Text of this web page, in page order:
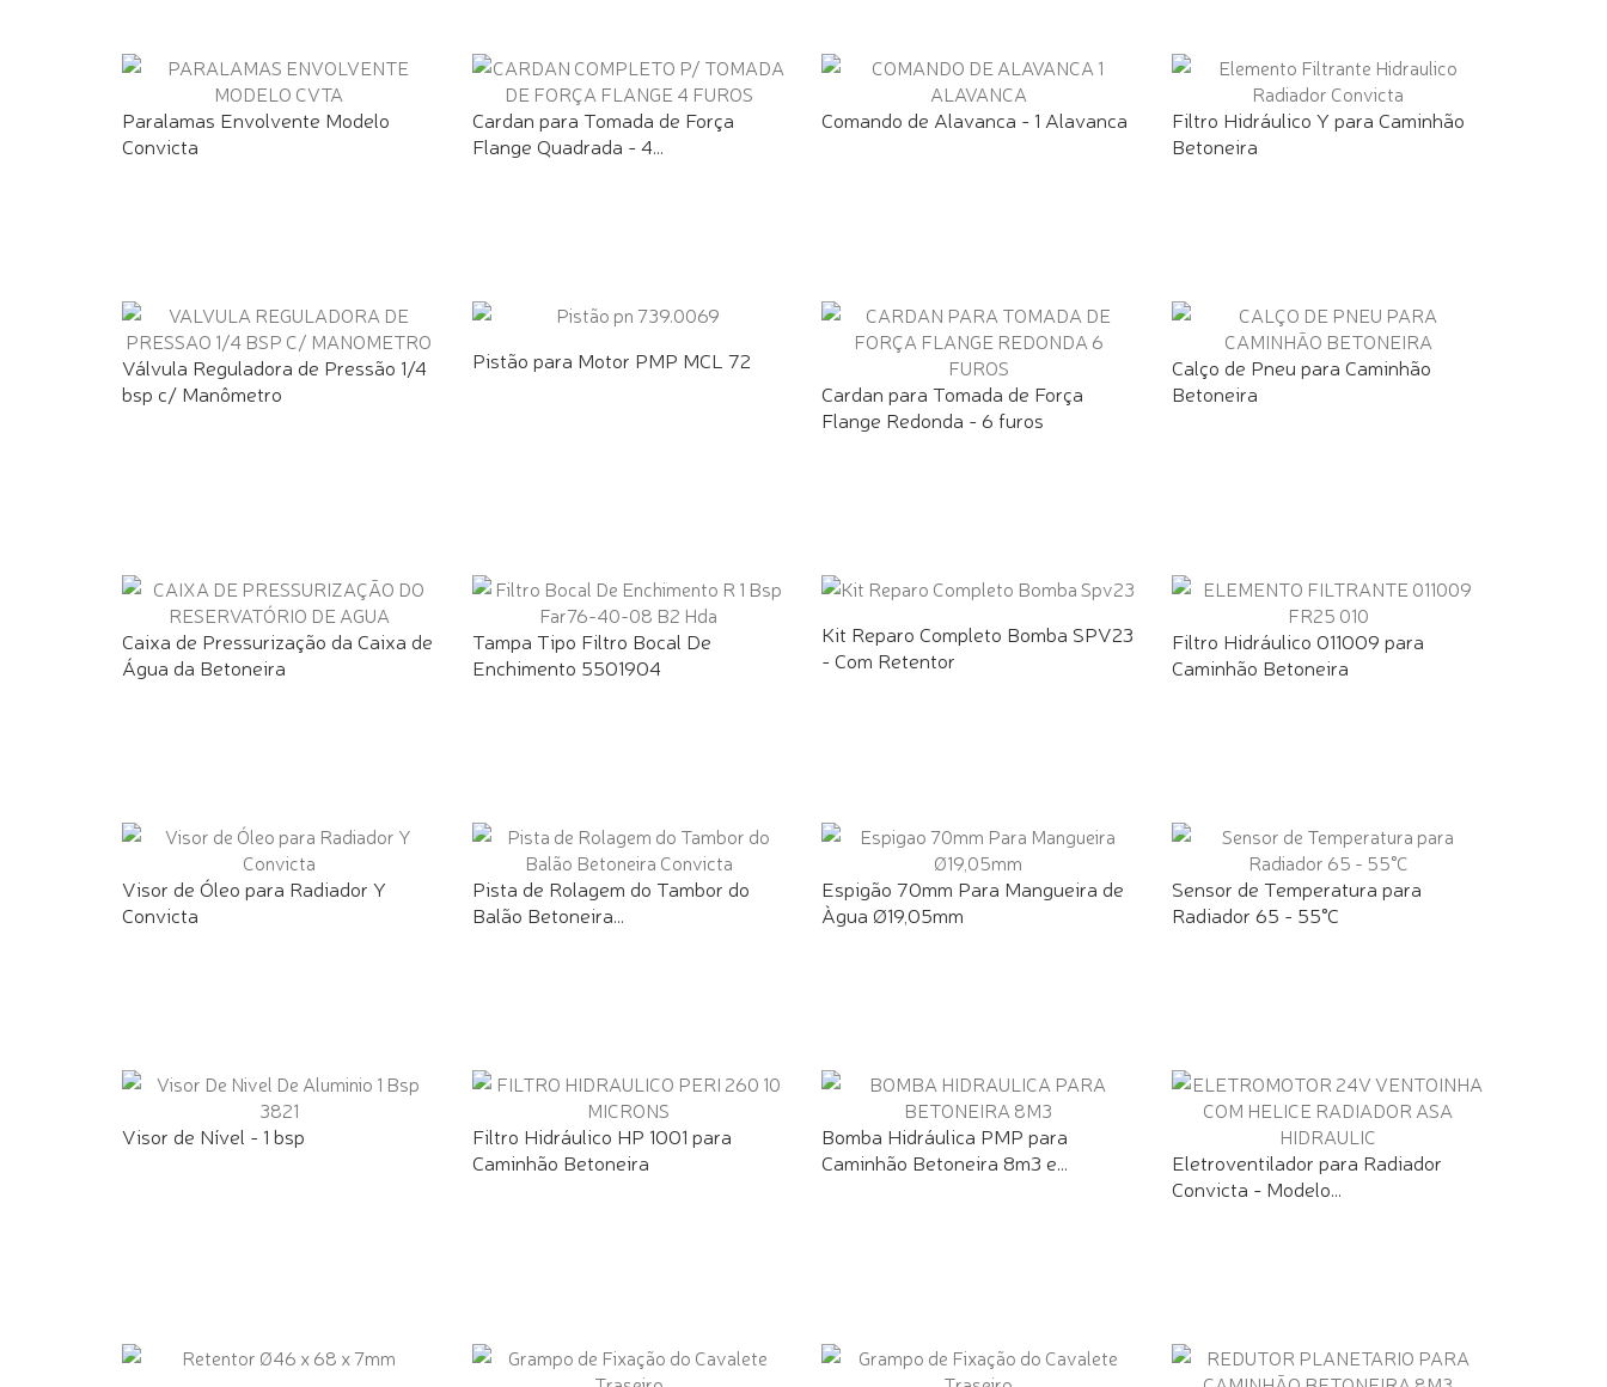
Paralamas Envolvente Modelo
Convicta
Cardan para Tomada de Força
Flange Quadrada - 4...
Comando de Alavanca - 1 Alavanca
Filtro Hidráulico Y para Caminhão
Betoneira
Válvula Reguladora de Pressão 1/4
bsp c/ Manômetro
Pistão para Motor PMP MCL 72
Cardan para Tomada de Força
Flange Redonda - 6 furos
Calço de Pneu para Caminhão
Betoneira
Caixa de Pressurização da Caixa de
Água da Betoneira
Tampa Tipo Filtro Bocal De
Enchimento 5501904
Kit Reparo Completo Bomba SPV23
- Com Retentor
Filtro Hidráulico 011009 para
Caminhão Betoneira
Visor de Óleo para Radiador Y
Convicta
Pista de Rolagem do Tambor do
Balão Betoneira...
Espigão 70mm Para Mangueira de
Àgua Ø19,05mm
Sensor de Temperatura para
Radiador 65 - 55°C
Visor de Nível - 1 bsp
Filtro Hidráulico HP 1001 para
Caminhão Betoneira
Bomba Hidráulica PMP para
Caminhão Betoneira 8m3 e...
Eletroventilador para Radiador
Convicta - Modelo...